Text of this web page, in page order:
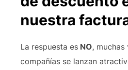
nuestra
La respuesta esNO, muchas
compañías se lanzan